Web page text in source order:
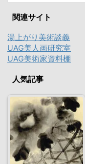
関連サイト
湯上がり美術談義
UAG美人画研究室
UAG美術家資料棚
人気記事